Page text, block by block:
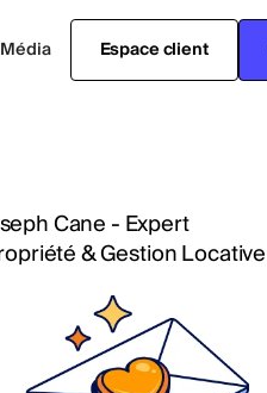
Média Espace client